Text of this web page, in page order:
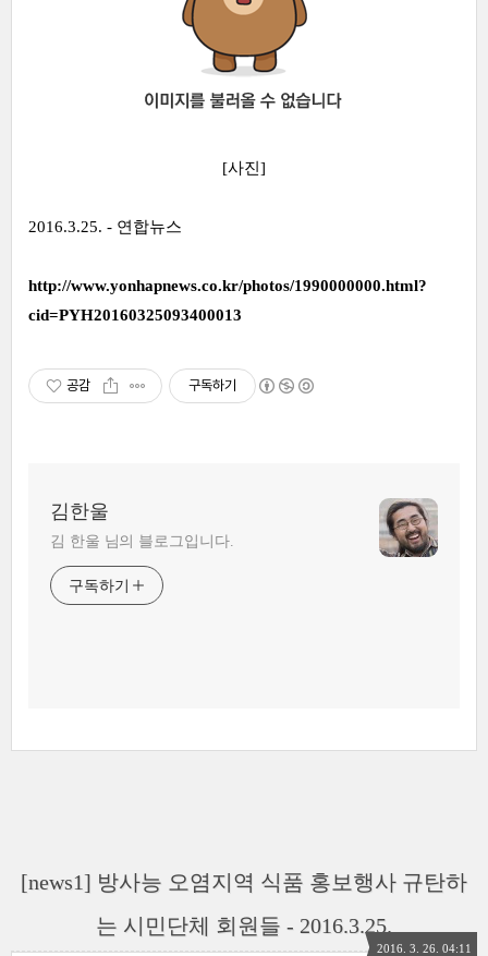
[사진]
2016.3.25. - 연합뉴스
http://www.yonhapnews.co.kr/photos/1990000000.html?
cid=PYH20160325093400013
공감 구독하기
김한울
김 한울 님의 블로그입니다.
구독하기
[news1] 방사능 오염지역 식품 홍보행사 규탄하
는 시민단체 회원들 - 2016.3.25.
2016. 3. 26. 04:11